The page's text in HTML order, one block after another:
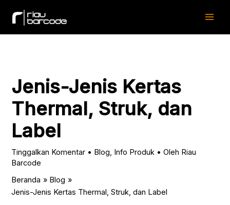
Jenis-Jenis Kertas
Thermal, Struk, dan
Label
Tinggalkan Komentar • Blog, Info Produk • Oleh Riau
Barcode
Beranda
Blog
Jenis-Jenis Kertas Thermal, Struk, dan Label